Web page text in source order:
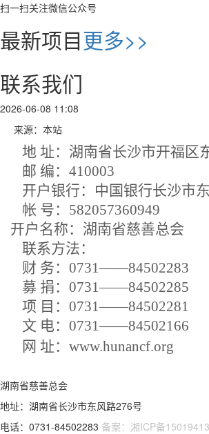
扫一扫关注微信公众号
最新项目更多>>
联系我们
2026-06-08 11:08
来源：本站
地 址：湖南省长沙市开福区
邮 编：410003
开户银行：中国银行长沙市
帐 号： 582057360949
开户名称：湖南省慈善总会
联系方法：
财 务： 0731——84502283
募 捐： 0731——84502285
项 目： 0731——84502281
文 电： 0731——84502166
网 址： www.hunancf.org
湖南省慈善总会
地址：湖南省长沙市东风路276号
电话：0731-84502283 备案：湘ICP备